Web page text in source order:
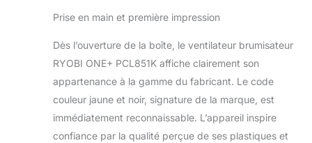
fonctionnement
et 2 réglages de
brume (haut/bas)
840 FPM (pieds par
de l'air Nombre de
lames : 3
Prise en main et première impression
Dès l’ouverture de la boîte, le ventilateur brumisateur
RYOBI ONE+ PCL851K affiche clairement son
appartenance à la gamme du fabricant. Le code
couleur jaune et noir, signature de la marque, est
immédiatement reconnaissable. L’appareil inspire
confiance par la qualité perçue de ses plastiques et